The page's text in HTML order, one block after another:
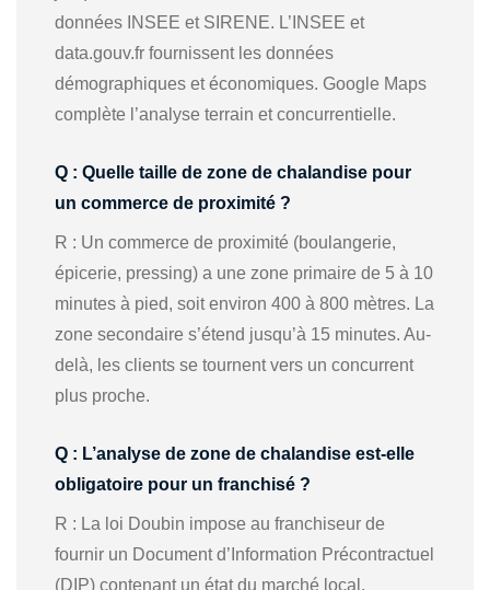
données INSEE et SIRENE. L’INSEE et
data.gouv.fr fournissent les données
démographiques et économiques. Google Maps
complète l’analyse terrain et concurrentielle.
Q : Quelle taille de zone de chalandise pour
un commerce de proximité ?
R : Un commerce de proximité (boulangerie,
épicerie, pressing) a une zone primaire de 5 à 10
minutes à pied, soit environ 400 à 800 mètres. La
zone secondaire s’étend jusqu’à 15 minutes. Au-
delà, les clients se tournent vers un concurrent
plus proche.
Q : L’analyse de zone de chalandise est-elle
obligatoire pour un franchisé ?
R : La loi Doubin impose au franchiseur de
fournir un Document d’Information Précontractuel
(DIP) contenant un état du marché local.